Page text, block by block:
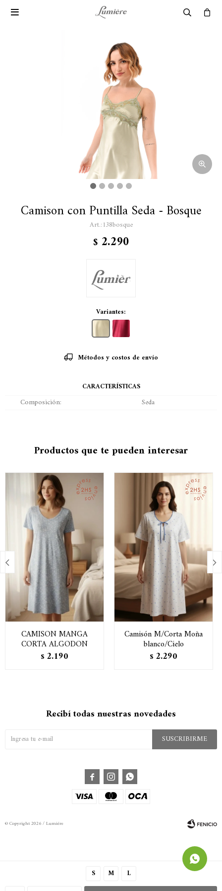

Camison con Puntilla Seda - Bosque
138bosque
$ 2.290
Variantes:
S M
L
Métodos y costos de envío
CARACTERÍSTICAS
Composición Seda
Productos que te pueden interesar
CAMISON MANGA
CORTA ALGODON
$ 2.190
Camisón M/Corta Moña
blanco/Cielo
$ 2.290
 
Recibí todas nuestras novedades
SUSCRIBIRME
  
© Copyright 2026 / Lumiére